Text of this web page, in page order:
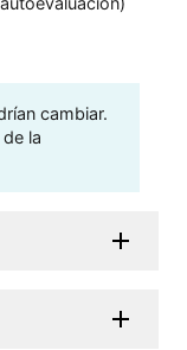
cambiar.
la